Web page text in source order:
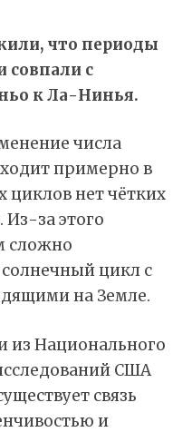
что периоды
совпали с
к Ла-Нинья.
числа
примерно в
циклов нет чётких
Из-за этого
сложно
солнечный цикл с
на Земле.
из Национального
США
связь
и